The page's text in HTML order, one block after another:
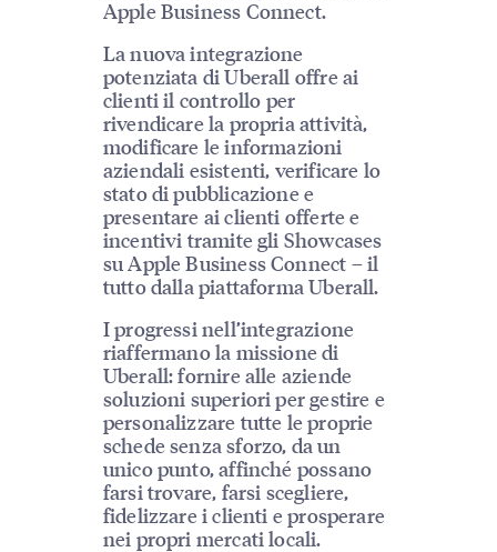
Apple Business Connect.
La nuova integrazione
potenziata di Uberall offre ai
clienti il controllo per
rivendicare la propria attività,
modificare le informazioni
aziendali esistenti, verificare lo
stato di pubblicazione e
presentare ai clienti offerte e
incentivi tramite gli Showcases
su Apple Business Connect – il
tutto dalla piattaforma Uberall.
I progressi nell’integrazione
riaffermano la missione di
Uberall: fornire alle aziende
soluzioni superiori per gestire e
personalizzare tutte le proprie
schede senza sforzo, da un
unico punto, affinché possano
farsi trovare, farsi scegliere,
fidelizzare i clienti e prosperare
nei propri mercati locali.